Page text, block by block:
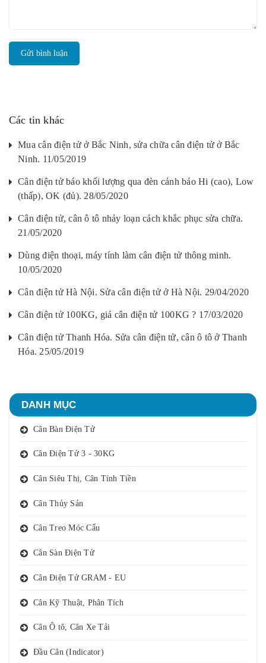
Gửi bình luận
Các tin khác
Mua cân điện tử ở Bắc Ninh, sửa chữa cân điện tử ở Bắc
Ninh. 11/05/2019
Cân điện tử báo khối lượng qua đèn cảnh báo Hi (cao), Low
(thấp), OK (đủ). 28/05/2020
Cân điện tử, cân ô tô nhảy loạn cách khắc phục sửa chữa.
21/05/2020
Dùng điện thoại, máy tính làm cân điện tử thông minh.
10/05/2020
Cân điện tử Hà Nội. Sửa cân điện tử ở Hà Nội. 29/04/2020
Cân điện tử 100KG, giá cân điện tử 100KG ? 17/03/2020
Cân điện tử Thanh Hóa. Sửa cân điện tử, cân ô tô ở Thanh
Hóa. 25/05/2019
DANH MỤC
Cân Bàn Điện Tử
Cân Điện Tử 3 - 30KG
Cân Siêu Thị, Cân Tính Tiền
Cân Thủy Sản
Cân Treo Móc Cẩu
Cân Sàn Điện Tử
Cân Điện Tử GRAM - EU
Cân Kỹ Thuật, Phân Tích
Cân Ô tô, Cân Xe Tải
Đầu Cân (Indicator)